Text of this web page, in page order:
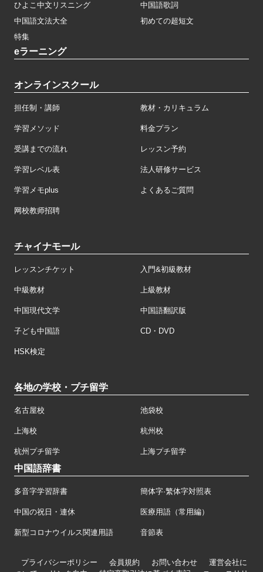
ひよこ中文リスニング
中国語歌詞
中国語文法大全
初めての超短文
特集
eラーニング
オンラインスクール
担任制・講師 教材・カリキュラム
学習メソッド 料金プラン
受講までの流れ レッスン予約
学習レベル表 法人研修サービス
学習メモplus よくあるご質問
网校教师招聘
チャイナモール
レッスンチケット 入門&初級教材
中級教材 上級教材
中国現代文学 中国語翻訳版
子ども中国語 CD・DVD
HSK検定
各地の学校・プチ留学
名古屋校 池袋校
上海校 杭州校
杭州プチ留学 上海プチ留学
中国語辞書
多音字学習辞書 簡体字·繁体字対照表
中国の祝日・連休 医療用語（常用編）
新型コロナウイルス関連用語 音節表
プライバシーポリシー 会員規約 お問い合わせ
運営会社に